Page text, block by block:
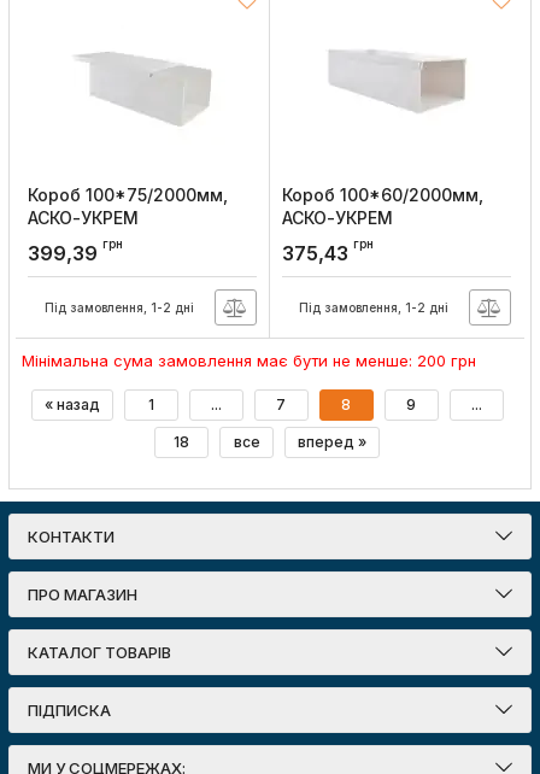
Короб 100*75/2000мм,
АСКО-УКРЕМ
Артикул:A0070010030
399,39 грн
Під замовлення, 1-2 дні
Короб 100*60/2000мм,
АСКО-УКРЕМ
Артикул:A0070010011
375,43 грн
Під замовлення, 1-2 дні
Мінімальна сума замовлення має бути не менше: 200 грн
« назад 1 ... 7 8 9 ...
18 все вперед »
КОНТАКТИ
ПРО МАГАЗИН
КАТАЛОГ ТОВАРІВ
ПІДПИСКА
МИ У СОЦМЕРЕЖАХ: